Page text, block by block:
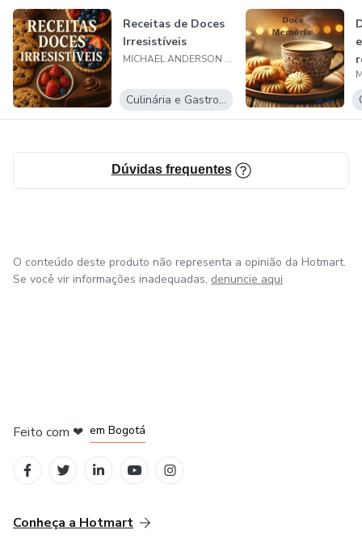
Aprender algo novo e lucrar com isso
Trabalhar em casa e aumentar a renda
Melhorar suas habilidades com um conteúdo 100% online
Receitas de Doces
Irresistíveis
MICHAEL ANDERSON PERES CRUZ@23
Culinária e Gastronomia
Dúvidas frequentes
O conteúdo deste produto não representa a opinião da Hotmart.
Se você vir informações inadequadas, denuncie aqui
Feito com ❤ em Bogotá
Conheça a Hotmart